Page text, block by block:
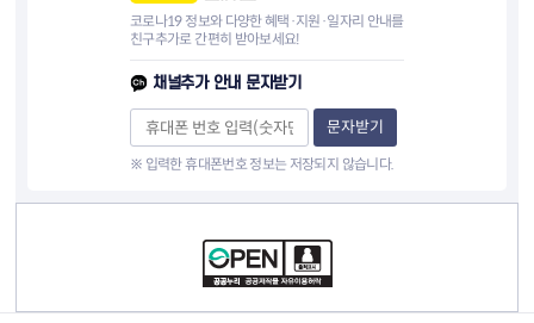
코로나19 정보와 다양한 혜택·지원·일자리 안내를
친구추가로 간편히 받아보세요!
채널추가 안내 문자받기
문자받기
※ 입력한 휴대폰번호 정보는 저장되지 않습니다.